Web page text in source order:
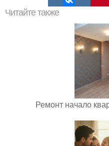
Читайте также
Ремонт начало